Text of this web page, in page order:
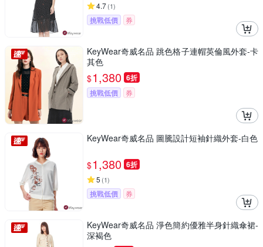
4.7(1)
挑戰低價 券
KeyWear奇威名品 跳色格子連帽英倫風外套-卡
其色
$1,380 6折
挑戰低價 券
KeyWear奇威名品 圖騰設計短袖針織外套-白色
$1,380 6折
5 (1)
挑戰低價 券
KeyWear奇威名品 淨色簡約優雅半身針織傘裙-
深褐色